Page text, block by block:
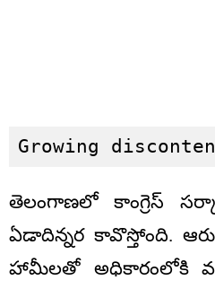
Growing
తెలంగాణ‌లో కాంగ్రెస్
ఏడాదిన్నర కావొస్తోంది.
హామీలతో అధికారంలోకి